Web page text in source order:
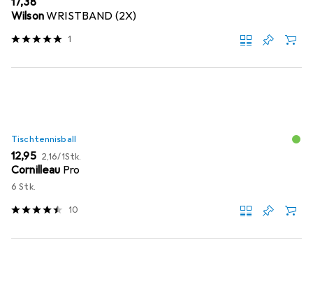
WilsonWRISTBAND (2X)
1
Tischtennisball
EUR
12,95 EUR
2,16/1Stk.
Cornilleau Pro
6 Stk.
10